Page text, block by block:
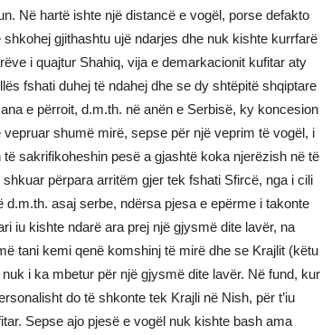
Në hartë ishte një distancë e vogël, porse defakto
gjithashtu ujë ndarjes dhe nuk kishte kurrfarë
i quajtur Shahiq, vija e demarkacionit kufitar aty
fshati duhej të ndahej dhe se dy shtëpitë shqiptare
e përroit, d.m.th. në anën e Serbisë, ky koncesion
shumë mirë, sepse për një veprim të vogël, i
sakrifikoheshin pesë a gjashtë koka njerëzish në të
përpara arritëm gjer tek fshati Sfircë, nga i cili
asaj serbe, ndërsa pjesa e epërme i takonte
iu kishte ndarë ara prej një gjysmë dite lavër, na
tani kemi qenë komshinj të mirë dhe se Krajlit (këtu
i ka mbetur për një gjysmë dite lavër. Në fund, kur
do të shkonte tek Krajli në Nish, për t’iu
Sepse ajo pjesë e vogël nuk kishte bash ama